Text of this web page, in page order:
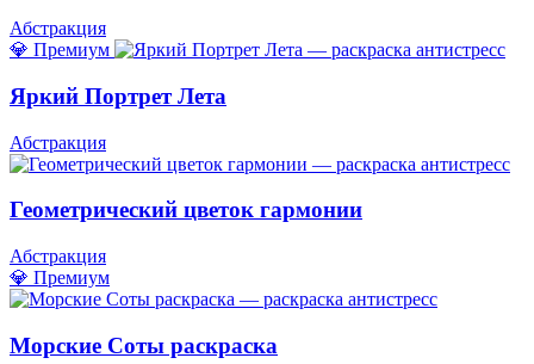
Абстракция
💎 Премиум
Яркий Портрет Лета
Абстракция
Геометрический цветок гармонии
Абстракция
💎 Премиум
Морские Соты раскраска